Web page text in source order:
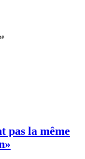
pas la même